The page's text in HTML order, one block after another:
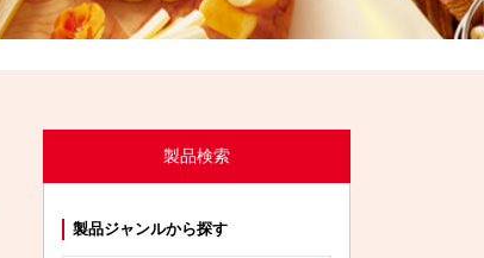
製品検索
製品ジャンルから探す